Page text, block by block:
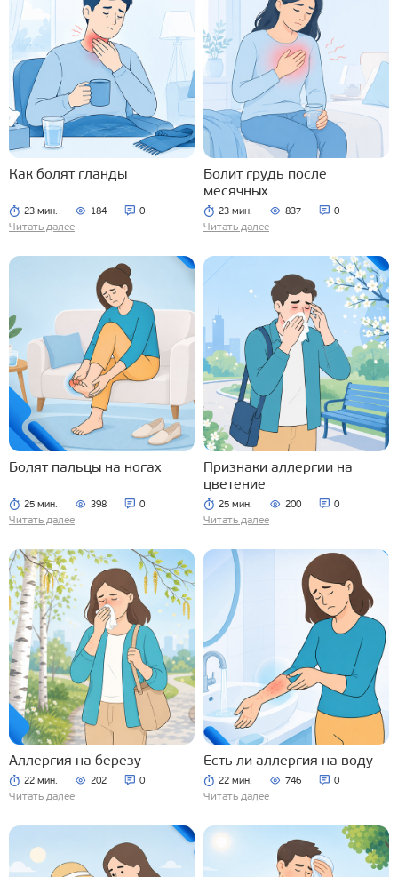
Как болят гланды
23 мин. 184 0
Читать далее
Болит грудь после
месячных
23 мин. 837 0
Читать далее
Болят пальцы на ногах
25 мин. 398 0
Читать далее
Признаки аллергии на
цветение
25 мин. 200 0
Читать далее
Аллергия на березу
22 мин. 202 0
Читать далее
Есть ли аллергия на воду
22 мин. 746 0
Читать далее